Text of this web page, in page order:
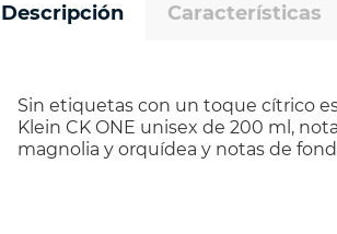
Descripción Características
Sin etiquetas con un toque cítrico
Klein CK ONE unisex de 200 ml,
magnolia y orquídea y notas de